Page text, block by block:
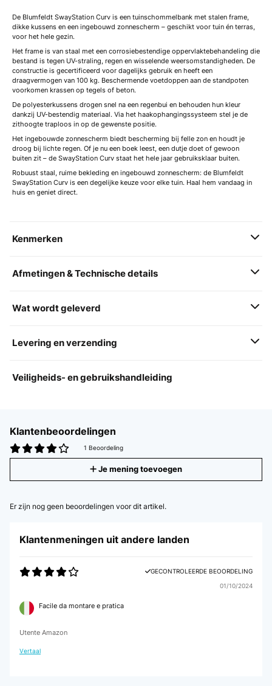
De Blumfeldt SwayStation Curv is een tuinschommelbank met stalen frame,
dikke kussens en een ingebouwd zonnescherm – geschikt voor tuin én terras,
voor het hele gezin.
Het frame is van staal met een corrosiebestendige oppervlaktebehandeling die
bestand is tegen UV-straling, regen en wisselende weersomstandigheden. De
constructie is gecertificeerd voor dagelijks gebruik en heeft een
draagvermogen van 100 kg. Beschermende voetdoppen aan de standpoten
voorkomen krassen op tegels of beton.
De polyesterkussens drogen snel na een regenbui en behouden hun kleur
dankzij UV-bestendig materiaal. Via het haakophangingssysteem stel je de
zithoogte traploos in op de gewenste positie.
Het ingebouwde zonnescherm biedt bescherming bij felle zon en houdt je
droog bij lichte regen. Of je nu een boek leest, een dutje doet of gewoon
buiten zit – de SwayStation Curv staat het hele jaar gebruiksklaar buiten.
Robuust staal, ruime bekleding en ingebouwd zonnescherm: de Blumfeldt
SwayStation Curv is een degelijke keuze voor elke tuin. Haal hem vandaag in
huis en geniet direct.
Kenmerken
Afmetingen & Technische details
Wat wordt geleverd
Levering en verzending
Veiligheids- en gebruikshandleiding
Klantenbeoordelingen
1 Beoordeling
Je mening toevoegen
Er zijn nog geen beoordelingen voor dit artikel.
Klantenmeningen uit andere landen
GECONTROLEERDE BEOORDELING
01/10/2024
Facile da montare e pratica
Utente Amazon
Vertaal